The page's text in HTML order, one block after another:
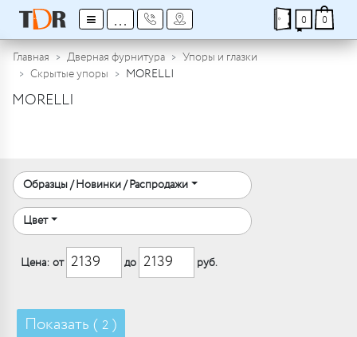
≡ ... 0 0
Главная Дверная фурнитура
Упоры и глазки
Скрытые упоры
MORELLI
MORELLI
Образцы / Новинки / Распродажи
Цвет
Цена: от до руб.
Показать ( 2 )